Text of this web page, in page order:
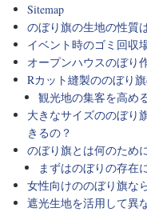
Sitemap
のぼり旗の生地の性質
イベント時のゴミ回収
オープンハウスのぼり
Rカット縫製ののぼり
観光地の集客を高め
大きなサイズののぼり
きるの？
のぼり旗とは何のため
まずはのぼりの存在
女性向けののぼり旗な
遮光生地を活用して異